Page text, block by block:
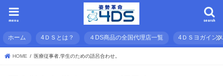
search
menu
ホーム 4ＤＳとは？ ４DS商品の全国代理店一覧 4ＤＳヨガイン
HOME 医療従事者,学生のための語呂合わせ。